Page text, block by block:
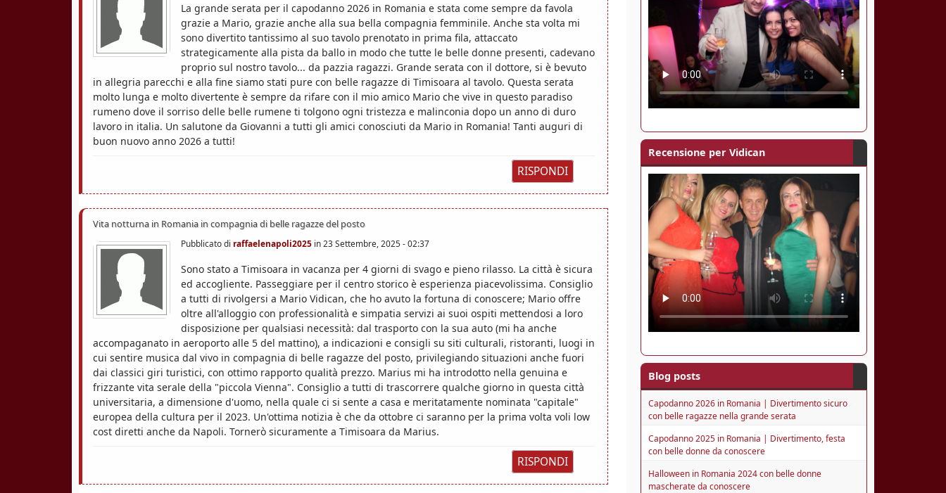
La grande serata per il capodanno 2026 in Romania e stata come sempre da favola
grazie a Mario, grazie anche alla sua bella compagnia femminile. Anche sta volta mi
sono divertito tantissimo al suo tavolo prenotato in prima fila, attaccato
strategicamente alla pista da ballo in modo che tutte le belle donne presenti, cadevano
proprio sul nostro tavolo... da pazzia ragazzi. Grande serata con il dottore, si è bevuto
in allegria parecchi e alla fine siamo stati pure con belle ragazze di Timisoara al tavolo. Questa serata
molto lunga e molto divertente è sempre da rifare con il mio amico Mario che vive in questo paradiso
rumeno dove il sorriso delle belle rumene ti tolgono ogni tristezza e malinconia dopo un anno di duro
lavoro in italia. Un salutone da Giovanni a tutti gli amici conosciuti da Mario in Romania! Tanti auguri di
buon nuovo anno 2026 a tutti!
RISPONDI
Vita notturna in Romania in compagnia di belle ragazze del posto
Pubblicato di raffaelenapoli2025 in 23 Settembre, 2025 - 02:37
Sono stato a Timisoara in vacanza per 4 giorni di svago e pieno rilasso. La città è sicura
ed accogliente. Passeggiare per il centro storico è esperienza piacevolissima. Consiglio
a tutti di rivolgersi a Mario Vidican, che ho avuto la fortuna di conoscere; Mario offre
oltre all'alloggio con professionalità e simpatia servizi ai suoi ospiti mettendosi a loro
disposizione per qualsiasi necessità: dal trasporto con la sua auto (mi ha anche
accompaganato in aeroporto alle 5 del mattino), a indicazioni e consigli su siti culturali, ristoranti, luogi in
cui sentire musica dal vivo in compagnia di belle ragazze del posto, privilegiando situazioni anche fuori
dai classici giri turistici, con ottimo rapporto qualità prezzo. Marius mi ha introdotto nella genuina e
frizzante vita serale della "piccola Vienna". Consiglio a tutti di trascorrere qualche giorno in questa città
universitaria, a dimensione d'uomo, nella quale ci si sente a casa e meritatamente nominata "capitale"
europea della cultura per il 2023. Un'ottima notizia è che da ottobre ci saranno per la prima volta voli low
cost diretti anche da Napoli. Tornerò sicuramente a Timisoara da Marius.
RISPONDI
Recensione per Vidican
Blog posts
Capodanno 2026 in Romania | Divertimento sicuro
con belle ragazze nella grande serata
Capodanno 2025 in Romania | Divertimento, festa
con belle donne da conoscere
Halloween in Romania 2024 con belle donne
mascherate da conoscere